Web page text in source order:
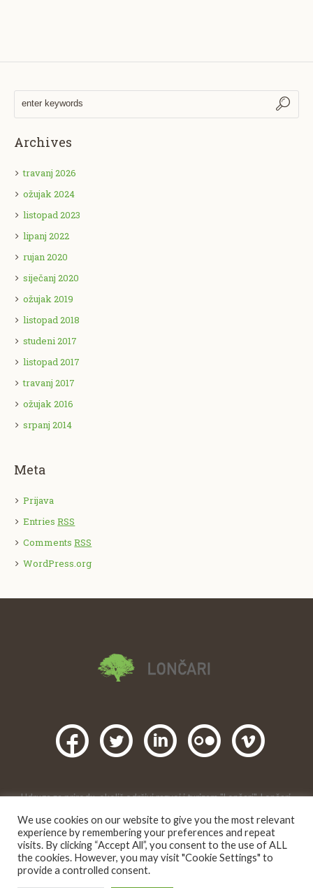
Archives
travanj 2026
ožujak 2024
listopad 2023
lipanj 2022
rujan 2020
siječanj 2020
ožujak 2019
listopad 2018
studeni 2017
listopad 2017
travanj 2017
ožujak 2016
srpanj 2014
Meta
Prijava
EntriesRSS
CommentsRSS
WordPress.org
Udruga za prirodu, okoliš,održivi razvoj i turizam "Lončari", Lončari,
Ovo djelo je dano na korištenje pod licencomCreative Commons
Imenovanje-Nekomercijalno 4.0 međunarodna.
We use cookies on our website to give you the most relevant
experience by remembering your preferences and repeat
visits. By clicking “Accept All”, you consent to the use of ALL
the cookies. However, you may visit "Cookie Settings" to
provide a controlled consent.